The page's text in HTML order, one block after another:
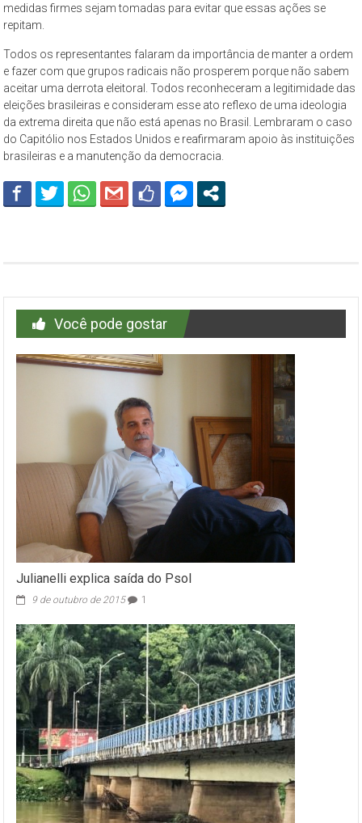
medidas firmes sejam tomadas para evitar que essas ações se
repitam.
Todos os representantes falaram da importância de manter a ordem
e fazer com que grupos radicais não prosperem porque não sabem
aceitar uma derrota eleitoral. Todos reconheceram a legitimidade das
eleições brasileiras e consideram esse ato reflexo de uma ideologia
da extrema direita que não está apenas no Brasil. Lembraram o caso
do Capitólio nos Estados Unidos e reafirmaram apoio às instituições
brasileiras e a manutenção da democracia.
Você pode gostar
Julianelli explica saída do Psol
9 de outubro de 2015 1